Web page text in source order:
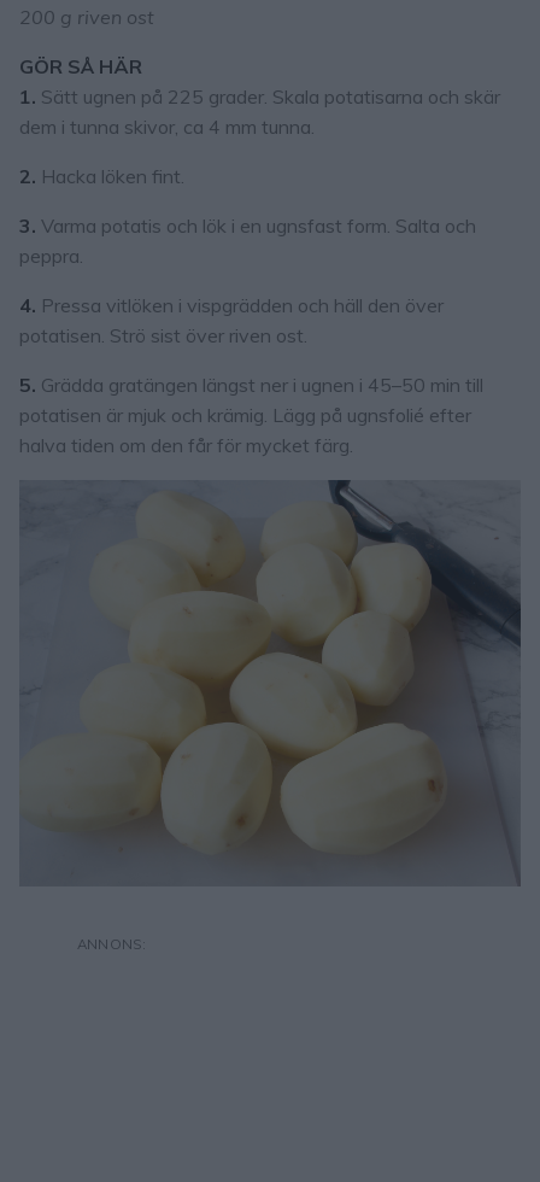
200 g riven ost
GÖR SÅ HÄR
1. Sätt ugnen på 225 grader. Skala potatisarna och skär
dem i tunna skivor, ca 4 mm tunna.
2. Hacka löken fint.
3. Varma potatis och lök i en ugnsfast form. Salta och
peppra.
4. Pressa vitlöken i vispgrädden och häll den över
potatisen. Strö sist över riven ost.
5. Grädda gratängen längst ner i ugnen i 45–50 min till
potatisen är mjuk och krämig. Lägg på ugnsfolié efter
halva tiden om den får för mycket färg.